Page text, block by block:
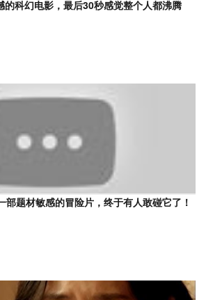
的科幻电影，最后30秒感觉整个人都沸腾
部题材敏感的冒险片，终于有人敢碰它了！